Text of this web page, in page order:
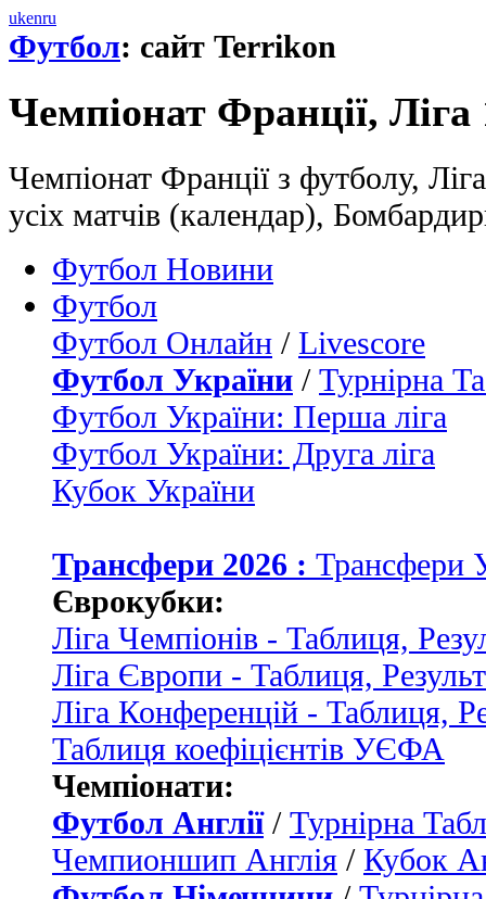
ukenru
Футбол: сайт Terrikon
Чемпіонат Франції, Ліга
Чемпіонат Франції з футболу,
усіх матчів (календар),
Футбол Новини
Футбол
Футбол Онлайн / Livescore
Футбол України / Турнірна
Футбол України: Перша ліга
Футбол України: Друга ліга
Кубок України
Трансфери 2026 : Трансфери
Єврокубки:
Ліга Чемпіонів - Таблиця,
Ліга Європи - Таблиця,
Ліга Конференцій - Таблиця,
Таблиця коефіцієнтів УЄФА
Чемпіонати:
Футбол Англії/ Турнірна
Чемпионшип Англія / Кубок